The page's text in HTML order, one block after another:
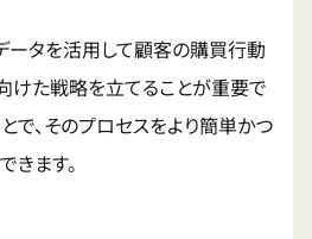
ータを活用して顧客の購買行動
けた戦略を立てることが重要で
で、そのプロセスをより簡単かつ
きます。